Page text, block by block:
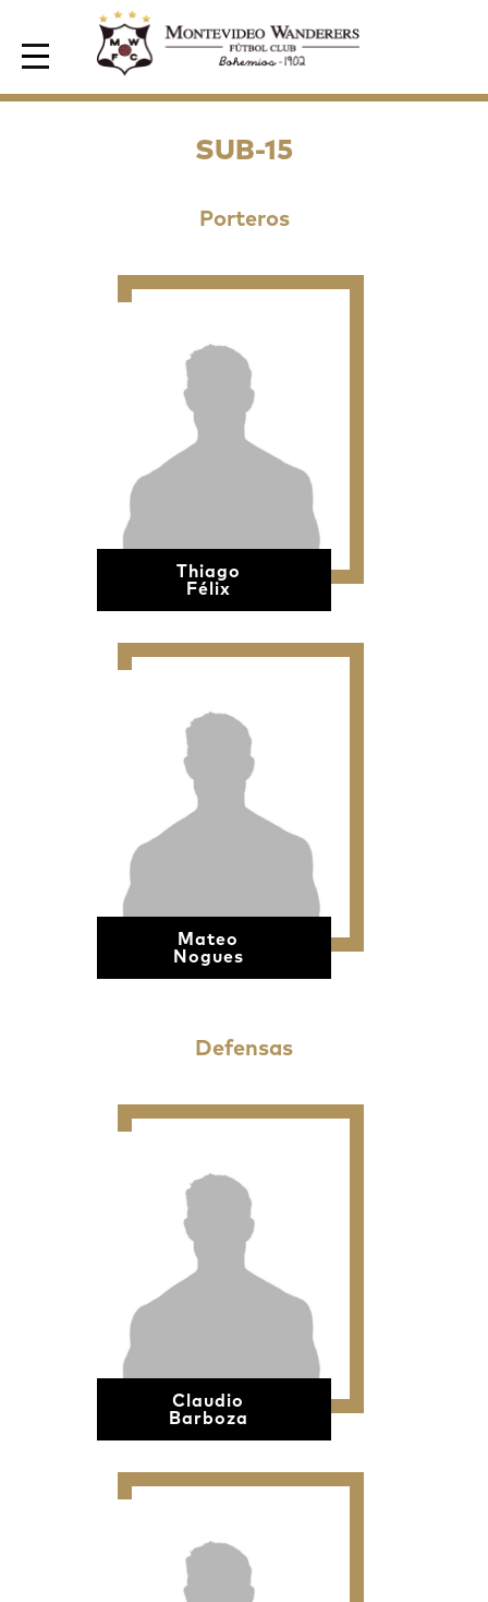
Area de Socios
SUB-15
Porteros
Thiago
Félix
Mateo
Nogues
Defensas
Claudio
Barboza